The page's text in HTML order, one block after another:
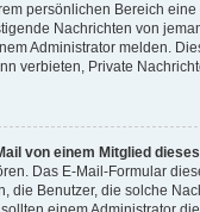
persönlichen Bereich
Nachrichten von
Administrator melden.
verbieten, Private
von einem Mitglied
Das E-Mail-Formular
die Benutzer, die solche